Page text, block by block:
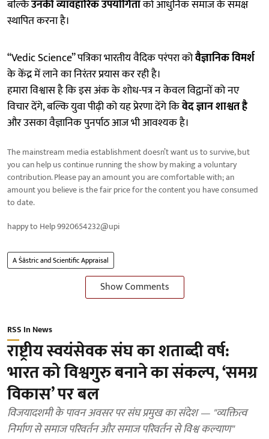
बल्किउनकी व्यावहारिक उपयोगिताको आधुनिक समाज के समक्ष
स्थापित करना है।
“Vedic Science” पत्रिका भारतीय वैदिक परंपरा कोवैज्ञानिक विमर्श
के केंद्र में लाने का निरंतर प्रयास कर रही है।
हमारा विश्वास है कि इस अंक के शोध-पत्र न केवल विद्वानों को नए
विचार देंगे, बल्कि युवा पीढ़ी को यह प्रेरणा देंगे किवेद ज्ञान शाश्वत है
और उसका वैज्ञानिक पुनर्पाठ आज भी आवश्यक है।
The mainstream media establishment doesn’t want us to survive, but
you can help us continue running the show by making a voluntary
contribution. Please pay an amount you are comfortable with; an
amount you believe is the fair price for the content you have consumed
to date.
happy to Help 9920654232@upi
A Śāstric and Scientific Appraisal
Show Comments
RSS In News
राष्ट्रीय स्वयंसेवक संघ का शताब्दी वर्ष:
भारत को विश्वगुरु बनाने का संकल्प, ‘समग्र
विकास’ पर बल
विजयादशमी के पावन अवसर पर संघ प्रमुख का संदेश — "व्यक्तित्व
निर्माण से समाज परिवर्तन और समाज परिवर्तन से विश्व कल्याण"